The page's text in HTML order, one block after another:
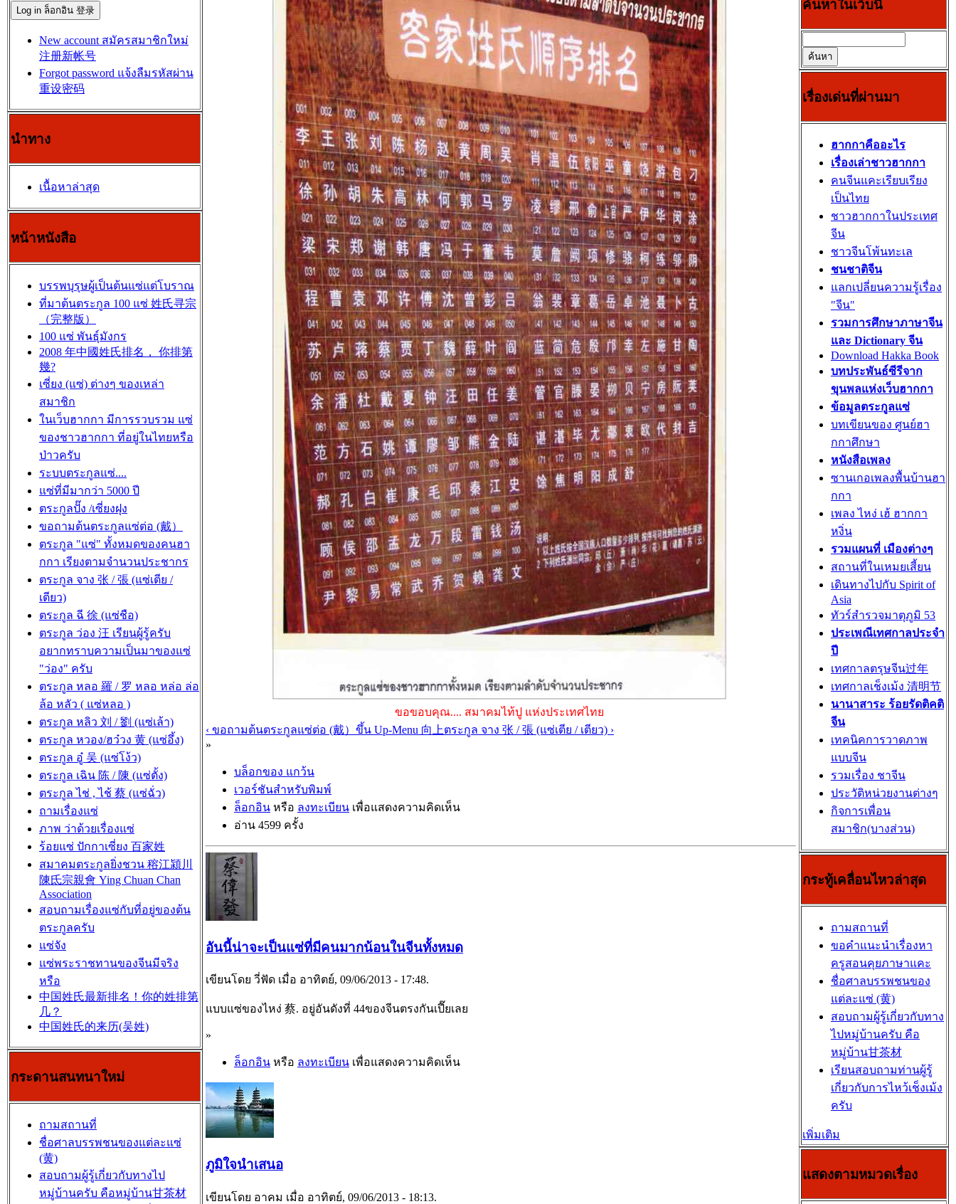
New account สมัครสมาชิกใหม่
注册新帐号
Forgot password แจ้งลืมรหัสผ่าน
重设密码
นำทาง
เนื้อหาล่าสุด
หน้าหนังสือ
บรรพบุรุษผู้เป็นต้นแซ่แต่โบราณ
ที่มาต้นตระกูล 100 แซ่ 姓氏寻宗
（完整版）
100 แซ่ พันธุ์มังกร
2008 年中國姓氏排名， 你排第
幾?
เซี่ยง (แซ่) ต่างๆ ของเหล่า
สมาชิก
ในเว็บฮากกา มีการรวบรวม แซ่
ของชาวฮากกา ที่อยู่ในไทยหรือ
ป่าวครับ
ระบบตระกูลแซ่....
แซ่ที่มีมากว่า 5000 ปี
ตระกูลปั๊ง /เซี่ยงฝุง
ขอถามต้นตระกูลแซ่ต่อ (戴）
ตระกูล "แซ่" ทั้งหมดของคนฮา
กกา เรียงตามจำนวนประชากร
ตระกูล จาง 张 / 張 (แซ่เตีย /
เตียว)
ตระกูล ฉี 徐 (แซ่ชือ)
ตระกูล ว่อง 汪 เรียนผู้รู้ครับ
อยากทราบความเป็นมาของแซ่
"ว่อง" ครับ
ตระกูล หลอ 羅 / 罗 หลอ หล่อ ล่อ
ล้อ หลัว ( แซ่หลอ )
ตระกูล หลิว 刘 / 劉 (แซ่เล้า)
ตระกูล หวอง/ฮว๋วง 黄 (แซ่อึ้ง)
ตระกูล อู๋ 吴 (แซ่โง้ว)
ตระกูล เฉิน 陈 / 陳 (แซ่ตั้ง)
ตระกูล ไช่ , ไช้ 蔡 (แซ่ฉั่ว)
ถามเรื่องแซ่
ภาพ ว่าด้วยเรื่องแซ่
ร้อยแซ่ ปักกาเซี่ยง 百家姓
สมาคมตระกูลยิ่งชวน 穃江潁川
陳氐宗親會 Ying Chuan Chan
Association
สอบถามเรื่องแซ่กับที่อยู่ของต้น
ตระกูลครับ
แซ่จัง
แซ่พระราชทานของจีนมีจริง
หรือ
中国姓氏最新排名！你的姓排第
几？
中国姓氏的来历(吴姓)
กระดานสนทนาใหม่
ถามสถานที่
ชื่อศาลบรรพชนของแต่ละแซ่
(黄)
สอบถามผู้รู้เกี่ยวกับทางไป
หมู่บ้านครับ คือหมู่บ้าน甘茶材
ขอขอบคุณ.... สมาคมไท้ปู แห่งประเทศไทย
‹ ขอถามต้นตระกูลแซ่ต่อ (戴） ขึ้น Up-Menu 向上ตระกูล จาง 张 / 張 (แซ่เตีย / เตียว) ›
»
บล็อกของ แกว้น
เวอร์ชันสำหรับพิมพ์
ล็อกอิน หรือ ลงทะเบียน เพื่อแสดงความคิดเห็น
อ่าน 4599 ครั้ง
อันนี้น่าจะเป็นแซ่ที่มีคนมากน้อนในจีนทั้งหมด
เขียนโดย วี่ฟัด เมื่อ อาทิตย์, 09/06/2013 - 17:48.
แบบแซ่ของไหง่ 蔡. อยู่อันดังที่ 44ของจีนตรงกันเปี๊ยเลย
»
ล็อกอิน หรือ ลงทะเบียน เพื่อแสดงความคิดเห็น
ภูมิใจนำเสนอ
เขียนโดย อาคม เมื่อ อาทิตย์, 09/06/2013 - 18:13.
ค้นหาในเว็บนี้
เรื่องเด่นที่ผ่านมา
ฮากกาคืออะไร
เรื่องเล่าชาวฮากกา
คนจีนแคะเรียบเรียง
เป็นไทย
ชาวฮากกาในประเทศ
จีน
ชาวจีนโพ้นทะเล
ชนชาติจีน
แลกเปลี่ยนความรู้เรื่อง
"จีน"
รวมการศึกษาภาษาจีน
และ Dictionary จีน
Download Hakka Book
บทประพันธ์ซีรีจาก
ขุนพลแห่งเว็บฮากกา
ข้อมูลตระกูลแซ่
บทเขียนของ ศูนย์ฮา
กกาศึกษา
หนังสือเพลง
ซานเกอเพลงพื้นบ้านฮา
กกา
เพลง ไหง่ เฮ้ ฮากกา
หงิ่น
รวมแผนที่ เมืองต่างๆ
สถานที่ในเหมยเสี้ยน
เดินทางไปกับ Spirit of
Asia
ทัวร์สำรวจมาตุภูมิ 53
ประเพณีเทศกาลประจำ
ปี
เทศกาลตรุษจีน过年
เทศกาลเช็งเม้ง 清明节
นานาสาระ ร้อยรัดติคติ
จีน
เทคนิคการวาดภาพ
แบบจีน
รวมเรื่อง ชาจีน
ประวัติหน่วยงานต่างๆ
กิจการเพื่อน
สมาชิก(บางส่วน)
กระทู้เคลื่อนไหวล่าสุด
ถามสถานที่
ขอคำแนะนำเรื่องหา
ครูสอนคุยภาษาแคะ
ชื่อศาลบรรพชนของ
แต่ละแซ่ (黄)
สอบถามผู้รู้เกี่ยวกับทาง
ไปหมู่บ้านครับ คือ
หมู่บ้าน甘茶材
เรียนสอบถามท่านผู้รู้
เกี่ยวกับการไหว้เช็งเม้ง
ครับ
เพิ่มเติม
แสดงตามหมวดเรื่อง